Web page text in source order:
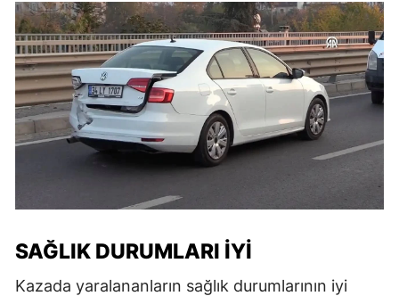
SAĞLIK DURUMLARI İYI
Kazada yaralananların sağlık durumlarının iyi